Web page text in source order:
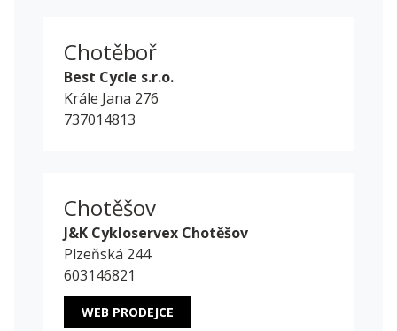
Chotěboř
Best Cycle s.r.o.
Krále Jana 276
737014813
Chotěšov
J&K Cykloservex Chotěšov
Plzeňská 244
603146821
WEB PRODEJCE